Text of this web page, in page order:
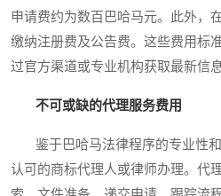
申请费约为数百巴哈马元。此外，
缴纳注册费及公告费。这些费用标
过官方渠道或专业机构获取最新信息
不可或缺的代理服务费用
鉴于巴哈马法律程序的专业性和
认可的商标代理人或律师办理。代